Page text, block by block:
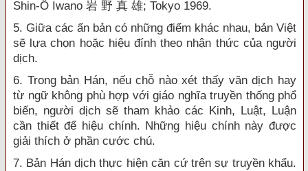
Shin-Ô Iwano 岩 野 真 雄; Tokyo 1969.
5. Giữa các ấn bản có những điểm khác nhau, bản Việt
sẽ lựa chọn hoặc hiệu đính theo nhận thức của người
dịch.
6. Trong bản Hán, nếu chỗ nào xét thấy văn dịch hay
từ ngữ không phù hợp với giáo nghĩa truyền thống phổ
biến, người dịch sẽ tham khảo các Kinh, Luật, Luận
cần thiết để hiệu chính. Những hiệu chính này được
giải thích ở phần cước chú.
7. Bản Hán dịch thực hiện căn cứ trên sự truyền khẩu.